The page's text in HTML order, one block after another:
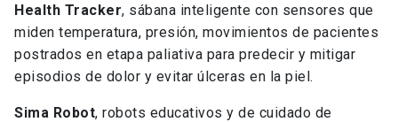
Health Tracker, sábana inteligente con sensores que
miden temperatura, presión, movimientos de pacientes
postrados en etapa paliativa para predecir y mitigar
episodios de dolor y evitar úlceras en la piel.
Sima Robot, robots educativos y de cuidado de